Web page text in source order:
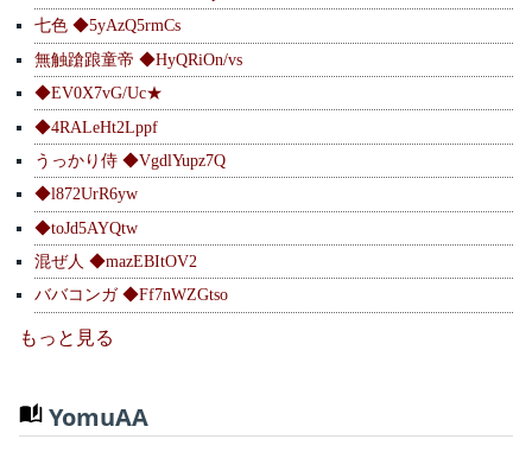
七色 ◆5yAzQ5rmCs
無触蹌踉童帝 ◆HyQRiOn/vs
◆EV0X7vG/Uc★
◆4RALeHt2Lppf
うっかり侍 ◆VgdlYupz7Q
◆l872UrR6yw
◆toJd5AYQtw
混ぜ人 ◆mazEBItOV2
ババコンガ ◆Ff7nWZGtso
もっと見る
YomuAA